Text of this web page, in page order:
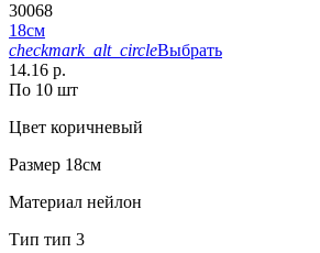
30068
18см
checkmark_alt_circleВыбрать
14.16 р.
По 10 шт
Цвет коричневый
Размер 18см
Материал нейлон
Тип тип 3